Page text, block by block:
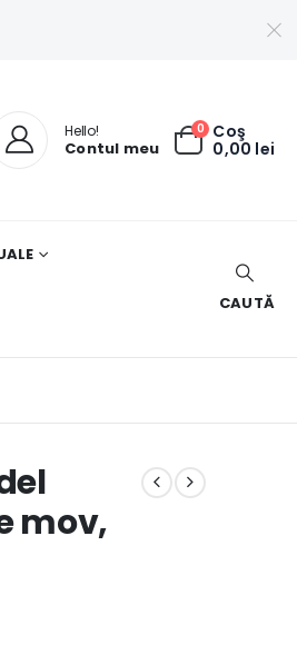
Hello!
Contul meu
0 Coş
0,00 lei
CAUTĂ
mov,